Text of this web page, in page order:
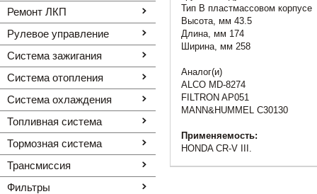
Ремонт ЛКП
Рулевое управление
Система зажигания
Система отопления
Система охлаждения
Топливная система
Тормозная система
Трансмиссия
Фильтры
Тип В пластмассовом корпусе
Высота, мм 43.5
Длина, мм 174
Ширина, мм 258
Аналог(и)
ALCO MD-8274
FILTRON AP051
MANN&HUMMEL C30130
Применяемость:
HONDA CR-V III.